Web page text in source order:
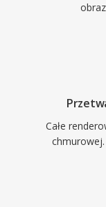
Całe